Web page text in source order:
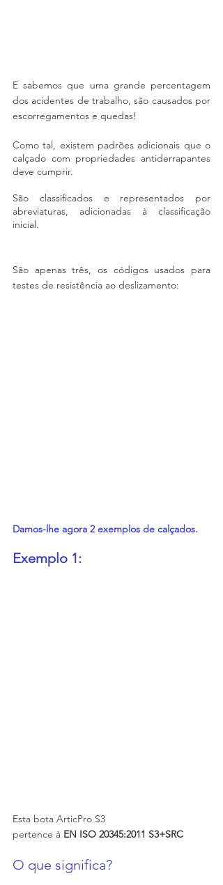
E sabemos que uma grande percentagem
dos acidentes de trabalho, são causados por
escorregamentos e quedas!
Como tal, existem padrões adicionais que o
calçado com propriedades antiderrapantes
deve cumprir.
São classificados e representados por
abreviaturas, adicionadas à classificação
inicial.
São apenas três, os códigos usados para
testes de resistência ao deslizamento:
Damos-lhe agora 2 exemplos de calçados.
Exemplo 1:
Esta bota ArticPro S3
pertence à EN ISO 20345:2011 S3+SRC
O que significa?